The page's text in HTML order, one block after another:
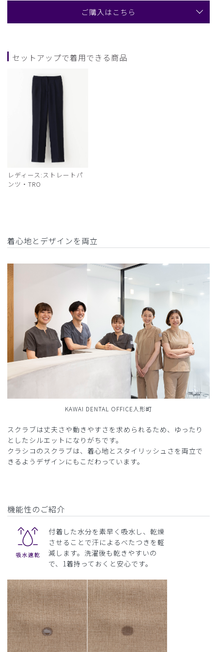
ご購入はこちら
セットアップで着用できる商品
レディース:ストレートパ
ンツ・TRO
着心地とデザインを両立
KAWAI DENTAL OFFICE人形町
スクラブは丈夫さや動きやすさを求められるため、ゆったり
としたシルエットになりがちです。
クラシコのスクラブは、着心地とスタイリッシュさを両立で
きるようデザインにもこだわっています。
機能性のご紹介
付着した水分を素早く吸水し、乾燥
させることで汗によるべたつきを軽
減します。洗濯後も乾きやすいの
で、1着持っておくと安心です。